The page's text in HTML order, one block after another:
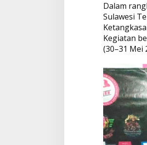
g
a
l
d
a
n
o
r
o
n
g
P
e
r
t
Dalam
Sulawesi
Kegiatan
(30–31 Mei